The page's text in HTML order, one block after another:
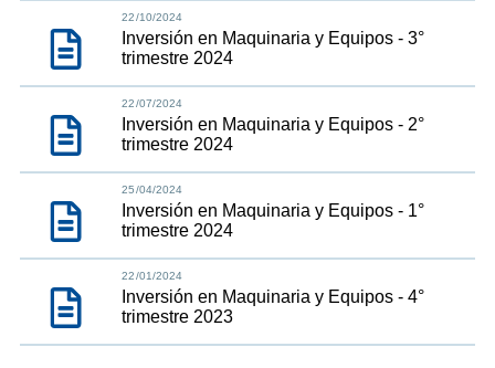
22/10/2024
Inversión en Maquinaria y Equipos - 3°
trimestre 2024
22/07/2024
Inversión en Maquinaria y Equipos - 2°
trimestre 2024
25/04/2024
Inversión en Maquinaria y Equipos - 1°
trimestre 2024
22/01/2024
Inversión en Maquinaria y Equipos - 4°
trimestre 2023